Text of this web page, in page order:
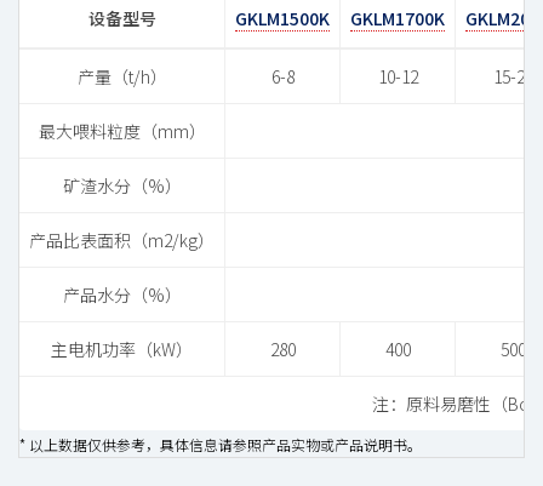
设备型号 GKLM1500K GKLM1700K
产量（t/h） 6-8 10-12 15-22
最大喂料粒度（mm）
矿渣水分（%）
产品比表面积（m2/kg）
产品水分（%）
主电机功率（kW） 280 400 500
注：原料易磨性（
* 以上数据仅供参考，具体信息请参照产品实物或产品说明书。